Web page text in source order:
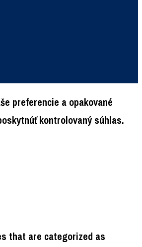
preferencie a opakované
kontrolovaný súhlas.
that are categorized as